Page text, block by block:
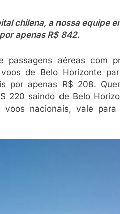
chilena, a nossa equipe
apenas R$ 842.
passagens aéreas com
de Belo Horizonte
por apenas R$ 208.
220 saindo de Belo
nacionais, vale